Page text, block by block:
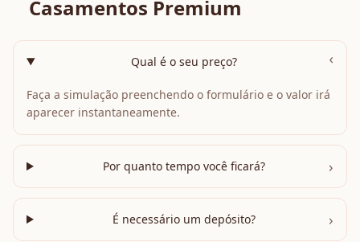
Casamentos Premium
Qual é o seu preço? ›
Faça a simulação preenchendo o formulário e o valor irá
aparecer instantaneamente.
Por quanto tempo você ficará? ›
É necessário um depósito? ›